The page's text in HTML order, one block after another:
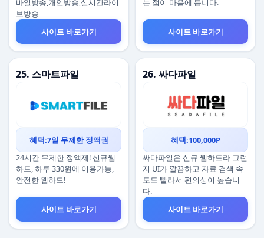
바일방송,개인방송,실시간라이
브방송
사이트 바로가기
는 점이 마음에 듭니다.
사이트 바로가기
25. 스마트파일
혜택:7일 무제한 정액권
24시간 무제한 정액제! 신규웹
하드, 하루 330원에 이용가능,
안전한 웹하드!
사이트 바로가기
26. 싸다파일
혜택:100,000P
싸다파일은 신규 웹하드라 그런
지 UI가 깔끔하고 자료 검색 속
도도 빨라서 편의성이 높습니
다.
사이트 바로가기